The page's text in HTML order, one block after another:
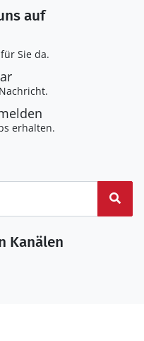
auf
Sie da.
erhalten.
Kanälen